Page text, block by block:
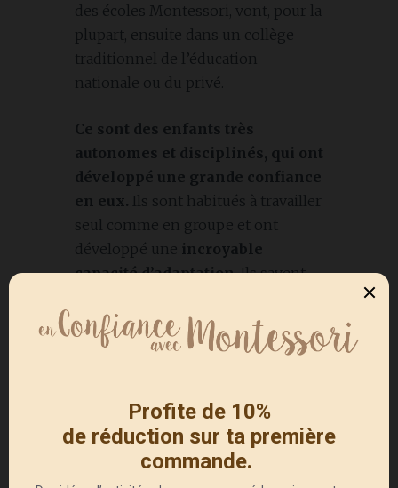
des écoles Montessori, vont, pour la
plupart, ensuite dans un collège
traditionnel de l’éducation
nationale ou du privé.
Ce sont des enfants très
autonomes et disciplinés, qui ont
développé une grande confiance
en eux. Ils sont habitués à travailler
seul comme en groupe et ont
développé une incroyable
capacité d’adaptation. Ils savent
prendre des décisions et résoudre
un problème.